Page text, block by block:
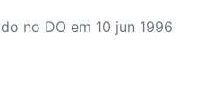
no DO em 10 jun 1996